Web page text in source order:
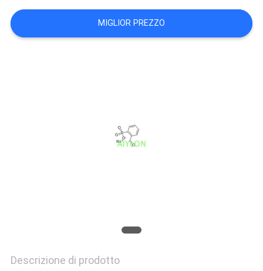
PREVENTIVO
MIGLIOR PREZZO
Descrizione di prodotto